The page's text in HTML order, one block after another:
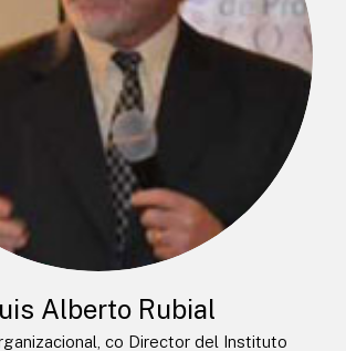
Alberto Rubial
co Director del Instituto